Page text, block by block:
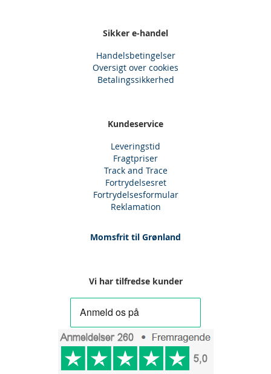
Sikker e-handel
Handelsbetingelser
Oversigt over cookies
Betalingssikkerhed
Kundeservice
Leveringstid
Fragtpriser
Track and Trace
Fortrydelsesret
Fortrydelsesformular
Reklamation
Momsfrit til Grønland
Vi har tilfredse kunder